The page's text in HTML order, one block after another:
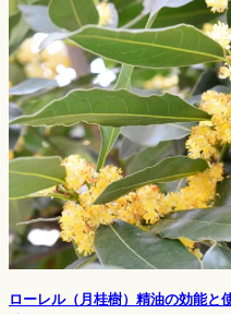
ローレル（月桂樹）精油の効能と